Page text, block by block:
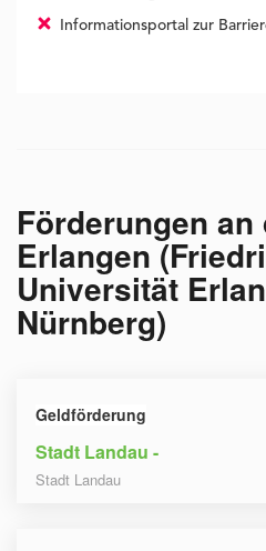
Informationsportal zur
Förderungen an
Erlangen
Universität
Nürnberg)
Geldförderung
Stadt Landau -
Stadt Landau